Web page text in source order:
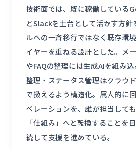
技術面では、既に稼働している
とSlackを土台として活かす方針
ルへの一斉移行ではなく既存環
イヤーを重ねる設計とした。メ
やFAQの整理には生成AIを組み
整理・ステータス管理はクラウ
で扱えるよう構造化。属人的に
ペレーションを、誰が担当して
「仕組み」へと転換することを
続して支援を進めている。